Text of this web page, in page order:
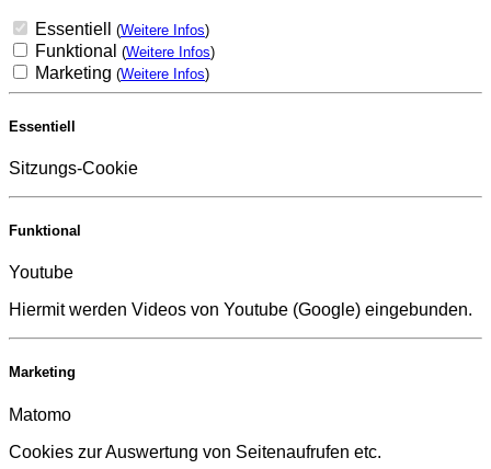
Essentiell (Weitere Infos)
Funktional (Weitere Infos)
Marketing (Weitere Infos)
Essentiell
Sitzungs-Cookie
Funktional
Youtube
Hiermit werden Videos von Youtube (Google) eingebunden.
Marketing
Matomo
Cookies zur Auswertung von Seitenaufrufen etc.